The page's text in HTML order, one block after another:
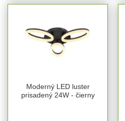
Moderný LED luster
prisadený 24W - čierny